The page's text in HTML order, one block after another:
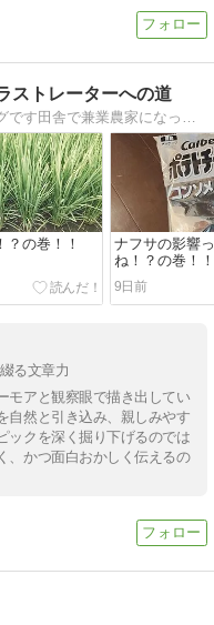
ストレーターへの道
兼業農家のおっさんのイラストブログです田舎で兼業農家になったデザイン専門学校卒の男が書いたイラストを紹介していくブログ
？の巻！！
ナフサの影響
ね！？の巻！！
9日前
る文章力
モアと観察眼で描き出してい
自然と引き込み、親しみやす
ックを深く掘り下げるのでは
、かつ面白おかしく伝えるの